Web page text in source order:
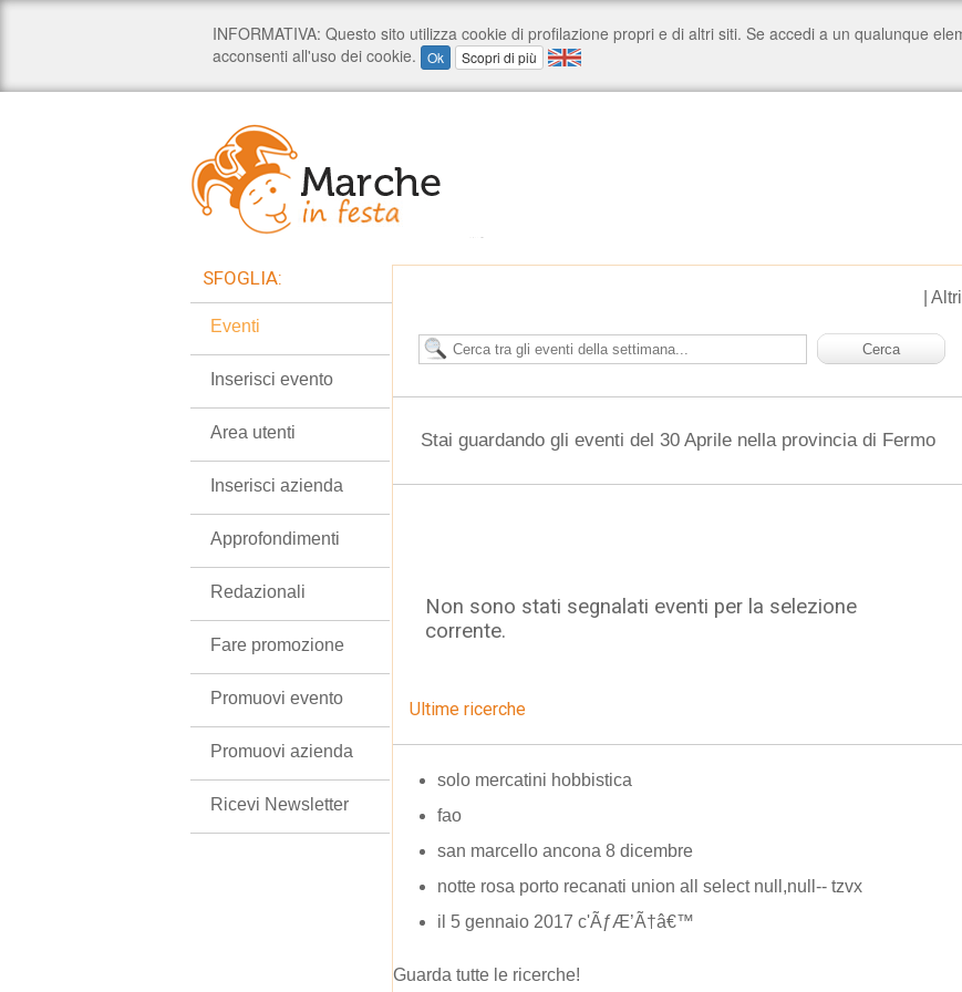
Altri
Stai guardando gli eventi del 30 Aprile nella provincia di Fermo
Non sono stati segnalati eventi per la selezione
corrente.
Ultime ricerche
solo mercatini hobbistica
fao
san marcello ancona 8 dicembre
notte rosa porto recanati union all select null,null-- tzvx
il 5 gennaio 2017 c'ÃƒÆ’Ã†â€™
Guarda tutte le ricerche!
SFOGLIA:
Eventi
Inserisci evento
Area utenti
Inserisci azienda
Approfondimenti
Redazionali
Fare promozione
Promuovi evento
Promuovi azienda
Ricevi Newsletter